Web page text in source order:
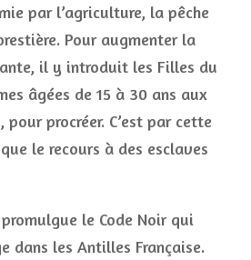
par l’agriculture, la pêche
Pour augmenter la
il y introduit les Filles du
âgées de 15 à 30 ans aux
procréer. C’est par cette
le recours à des esclaves
promulgue le Code Noir qui
dans les Antilles Française.